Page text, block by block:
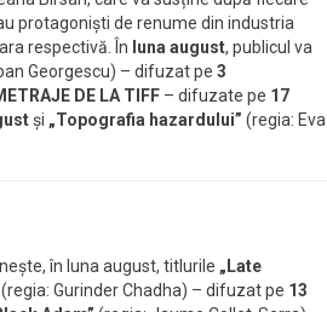
protagoniști de renume din industria
respectivă. În luna august, publicul va
Georgescu) – difuzat pe 3
DE LA TIFF – difuzate pe 17
și „Topografia hazardului” (regia: Eva
în luna august, titlurile „Late
(regia: Gurinder Chadha) – difuzat pe 13